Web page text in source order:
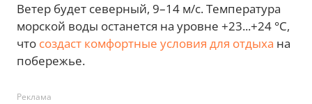
Ветер будет северный, 9–14 м/с. Температура
морской воды останется на уровне +23...+24 °C,
что создаст комфортные условия для отдыха на
побережье.
Реклама